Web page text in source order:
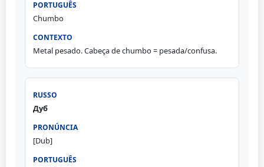
Chumbo
Metal pesado. Cabeça de chumbo = pesada/confusa.
Дуб
[Dub]